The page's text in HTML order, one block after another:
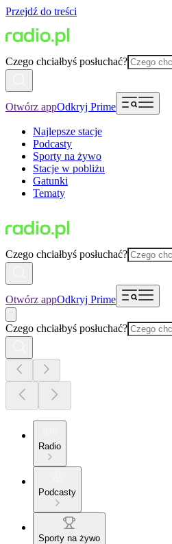
Przejdź do treści
Czego chciałbyś posłuchać?
Otwórz appOdkryj Prime
Najlepsze stacje
Podcasty
Sporty na żywo
Stacje w pobliżu
Gatunki
Tematy
Czego chciałbyś posłuchać?
Otwórz appOdkryj Prime
Czego chciałbyś posłuchać?
Radio
Podcasty
Sporty na żywo